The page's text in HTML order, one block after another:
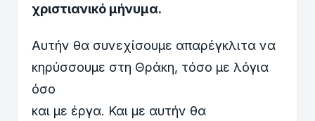
χριστιανικό μήνυμα.
Αυτήν θα συνεχίσουμε απαρέγκλιτα να
κηρύσσουμε στη Θράκη, τόσο με λόγια
όσο
και με έργα. Και με αυτήν θα